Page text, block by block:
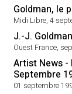
Goldman, le
Midi Libre, 4
J.-J.
Ouest France,
Artist News -
Septembre
01 septembre